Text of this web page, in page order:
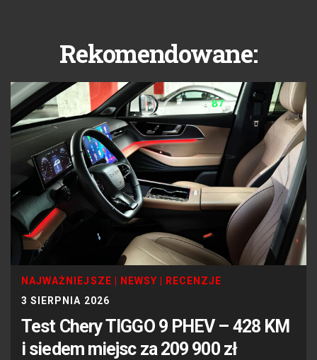
Rekomendowane:
NAJWAŻNIEJSZE NEWSY
RECENZJE
3 SIERPNIA 2026
Test Chery TIGGO 9 PHEV – 428 KM
i siedem miejsc za 209 900 zł